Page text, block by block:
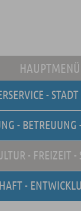
HAUPTMENÜ
-
- BETREUUNG
- FREIZEIT -
-
Unsere
Online-
Amtliche